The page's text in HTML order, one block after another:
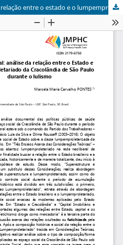
Controle social: análise da relação entre o estado e o lumpemproletariado da cracolândia de São Paulo durante o lulismo